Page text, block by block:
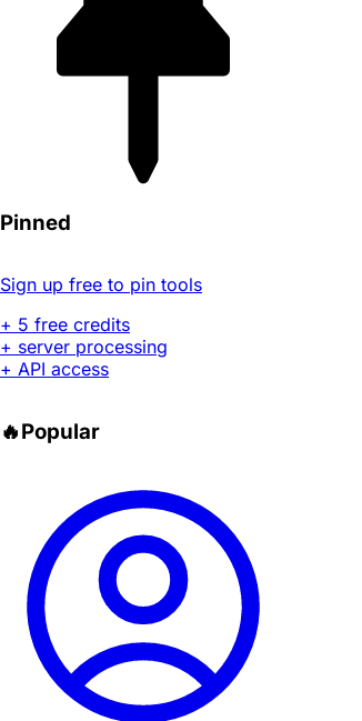
Pinned
Sign up free to pin tools
+ 5 free credits
+ server processing
+ API access
🔥Popular